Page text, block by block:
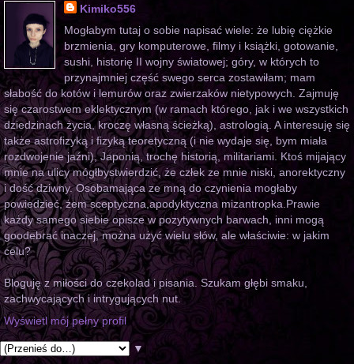
Kimiko556
Mogłabym tutaj o sobie napisać wiele: że lubię ciężkie
brzmienia, gry komputerowe, filmy i książki, gotowanie,
sushi, historię II wojny światowej; góry, w których to
przynajmniej część swego serca zostawiłam; mam
słabość do kotów i lemurów oraz zwierzaków nietypowych. Zajmuję
się czarostwem eklektycznym (w ramach którego, jak i we wszystkich
dziedzinach życia, kroczę własną ścieżką), astrologią. A interesuję się
także astrofizyką i fizyką teoretyczną (i nie wydaje się, bym miała
rozdwojenie jaźni), Japonią, trochę historią, militariami. Ktoś mijający
mnie na ulicy mógłbystwierdzić, że człek ze mnie niski, anorektyczny
i dość dziwny. Osobamająca ze mną do czynienia mogłaby
powiedzieć, żem sceptyczna,apodyktyczna mizantropka.Prawie
każdy samego siebie opisze w pozytywnych barwach, inni mogą
goodebrać inaczej, można użyć wielu słów, ale właściwie: w jakim
celu?
Bloguję z miłości do czekolad i pisania. Szukam głębi smaku,
zachwycających i intrygujących nut.
Wyświetl mój pełny profil
▼